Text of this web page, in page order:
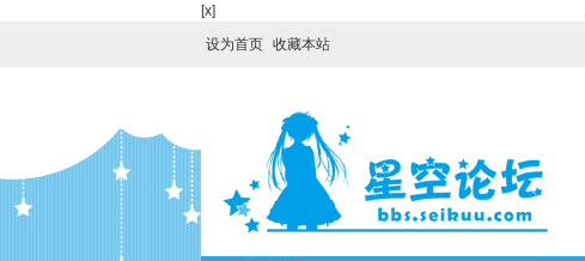
[x]
设为首页 收藏本站